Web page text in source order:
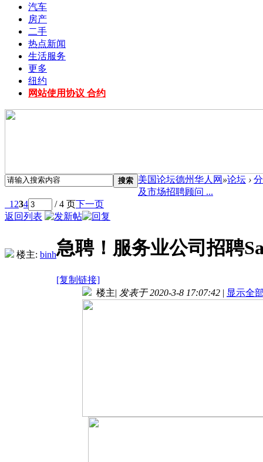
汽车
房产
二手
热点新闻
生活服务
更多
纽约
网站使用协议 合约
搜索 美国论坛德州华人网 »论坛 ›
及市场招聘顾问 ...
1 234 / 4 页下一页
返回列表
楼主: binh急聘！服务业公司招聘
[复制链接]
楼主| 发表于 2020-3-8 17:07:42 | 显示全